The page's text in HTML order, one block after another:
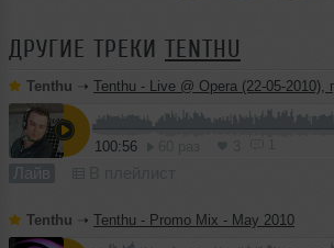
ДРУГИЕ ТРЕКИ TENTHU
Tenthu ➝ Tenthu - Live @ Opera (22-05-2010), г. Набережные Челны
100:56
Лайв
Tenthu ➝ Tenthu - Promo Mix - May 2010